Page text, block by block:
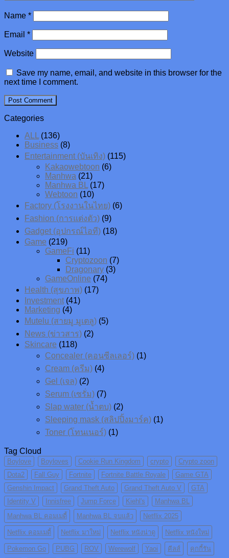
Name *
Email *
Website
Save my name, email, and website in this browser for the
next time I comment.
Categories
ALL (136)
Business (8)
Entertainment (บันเทิง) (115)
Kakaowebtoon (6)
Manhwa (21)
Manhwa BL (17)
Webtoon (10)
Factory (โรงงานในไทย) (6)
Fashion (การแต่งตัว) (9)
Gadget (อุปกรณ์ไอที) (18)
Game (219)
GameFi (11)
Cryptozoon (7)
Dragonary (3)
GameOnline (74)
Health (สุขภาพ) (17)
Investment(41)
Marketing (4)
Mutelu (สายมู มูเตลู) (5)
News (ข่าวสาร) (2)
Skincare (118)
Concealer (คอนซีลเลอร์) (1)
Cream (ครีม) (4)
Gel (เจล) (2)
Serum (เซรั่ม) (7)
Slap water (น้ำตบ) (2)
Sleeping mask (สลิปปิ้งมาร์ค) (1)
Toner (โทนเนอร์) (1)
Tag Cloud
Boylove Boyloves Cookie Run Kingdom crypto
Crypto zoon
Dota2
Fall Guy Fortnite Fortnite Battle Royale
Game GTA
Genshin Impact
Grand Theft Auto Grand Theft Auto V
GTA
Identity V
Innisfree Jump Force Kiehl's
Manhwa BL
Manhwa BL คอมเมดี้
Manhwa BL จบแล้ว Netflix 2025
Netflix คอมเมดี้ Netflix มาใหม่ Netflix หนังน่าดู Netflix หนังใหม่
Pokemon Go PUBG ROV Werewolf Yaoi คีลส์ คุกกี้รัน